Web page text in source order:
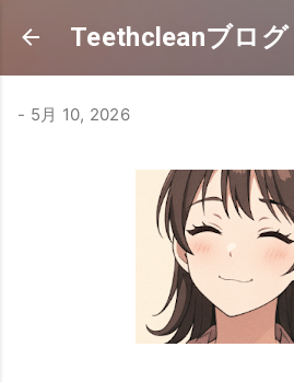
スキップしてメイン コン
Teethcleanブログ
- 5月 10, 2026